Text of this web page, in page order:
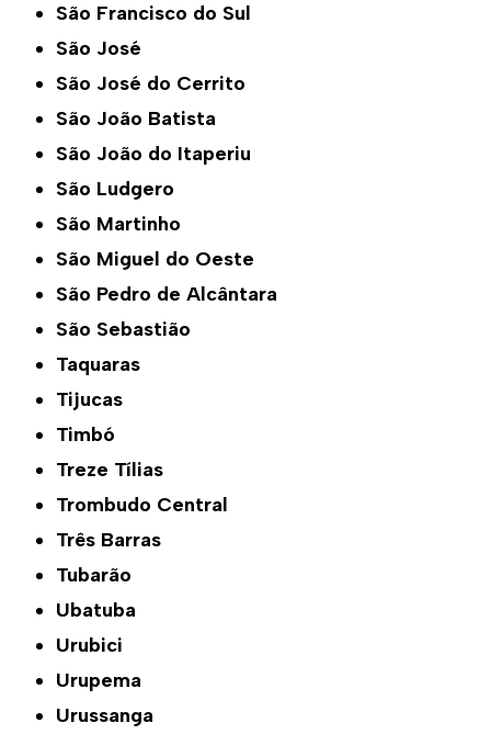
São Francisco do Sul
São José
São José do Cerrito
São João Batista
São João do Itaperiu
São Ludgero
São Martinho
São Miguel do Oeste
São Pedro de Alcântara
São Sebastião
Taquaras
Tijucas
Timbó
Treze Tílias
Trombudo Central
Três Barras
Tubarão
Ubatuba
Urubici
Urupema
Urussanga